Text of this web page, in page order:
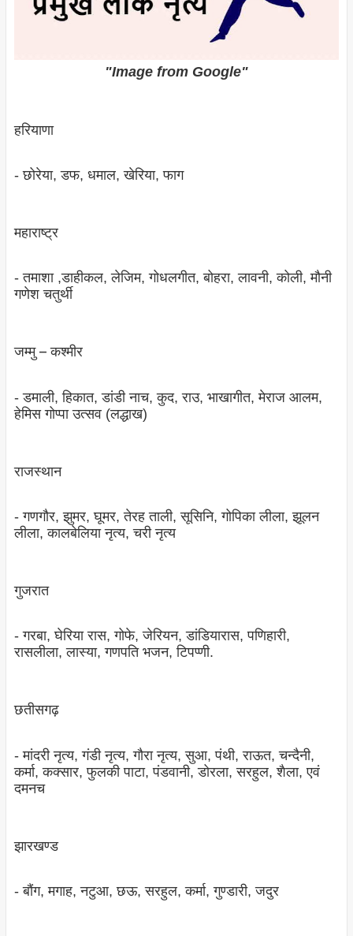
"Image from Google"
हरियाणा
- छोरेया, डफ, धमाल, खेरिया, फाग
महाराष्‍ट्र
- तमाशा ,डाहीकल, लेजिम, गोधलगीत, बोहरा, लावनी, कोली, मौनी
गणेश चतुर्थी
जम्‍मु – कश्‍मीर
- डमाली, हिकात, डांडी नाच, कुद, राउ, भाखागीत, मेराज आलम,
हेमिस गोप्‍पा उत्‍सव (लद्धाख)
राजस्‍थान
- गणगौर, झुमर, घूमर, तेरह ताली, सूसिनि, गोपिका लीला, झूलन
लीला, कालबेलिया नृत्‍य, चरी नृत्‍य
गुजरात
- गरबा, घेरिया रास, गोफे, जेरियन, डांडियारास, पणिहारी,
रासलीला, लास्‍या, गणपति भजन, टिपप्‍णी.
छतीसगढ़
- मांदरी नृत्‍य, गंडी नृत्‍य, गौरा नृत्‍य, सुआ, पंथी, राऊत, चन्‍दैनी,
कर्मा, कक्‍सार, फुलकी पाटा, पंडवानी, डोरला, सरहुल, शैला, एवं
दमनच
झारखण्‍ड
- बौंग, मगाह, नटुआ, छऊ, सरहुल, कर्मा, गुण्‍डारी, जदुर